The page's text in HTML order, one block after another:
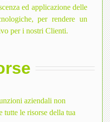
ed applicazione delle
per rendere un
per i nostri Clienti.
aziendali non
tutte le risorse della tua